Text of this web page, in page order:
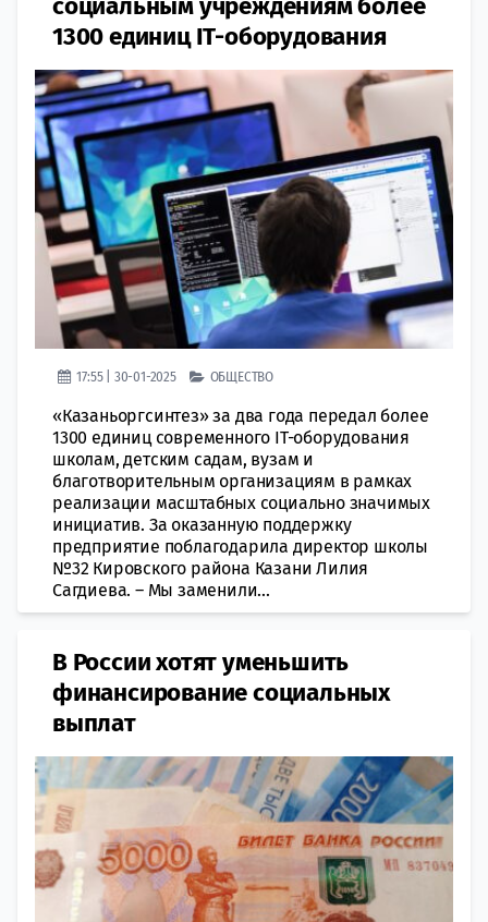
1300 единиц IT-оборудования
17:55 | 30-01-2025 ОБЩЕСТВО
«Казаньоргсинтез» за два года передал более
1300 единиц современного IT-оборудования
школам, детским садам, вузам и
благотворительным организациям в рамках
реализации масштабных социально значимых
инициатив. За оказанную поддержку
предприятие поблагодарила директор школы
№32 Кировского района Казани Лилия
Сагдиева. – Мы заменили...
В России хотят уменьшить
финансирование социальных
выплат